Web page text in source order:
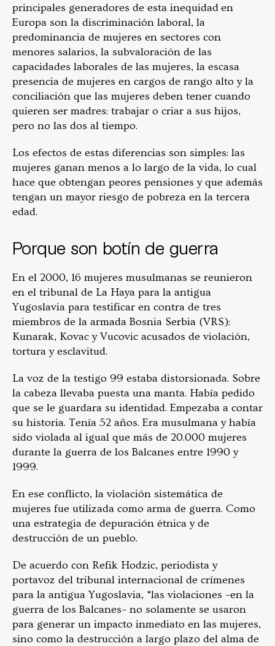
principales generadores de esta inequidad en
Europa son la discriminación laboral, la
predominancia de mujeres en sectores con
menores salarios, la subvaloración de las
capacidades laborales de las mujeres, la escasa
presencia de mujeres en cargos de rango alto y la
conciliación que las mujeres deben tener cuando
quieren ser madres: trabajar o criar a sus hijos,
pero no las dos al tiempo.
Los efectos de estas diferencias son simples: las
mujeres ganan menos a lo largo de la vida, lo cual
hace que obtengan peores pensiones y que además
tengan un mayor riesgo de pobreza en la tercera
edad.
Porque son botín de guerra
En el 2000, 16 mujeres musulmanas se reunieron
en el tribunal de La Haya para la antigua
Yugoslavia para testificar en contra de tres
miembros de la armada Bosnia Serbia (VRS):
Kunarak, Kovac y Vucovic acusados de violación,
tortura y esclavitud.
La voz de la testigo 99 estaba distorsionada. Sobre
la cabeza llevaba puesta una manta. Había pedido
que se le guardara su identidad. Empezaba a contar
su historia. Tenía 52 años. Era musulmana y había
sido violada al igual que más de 20.000 mujeres
durante la guerra de los Balcanes entre 1990 y
1999.
En ese conflicto, la violación sistemática de
mujeres fue utilizada como arma de guerra. Como
una estrategia de depuración étnica y de
destrucción de un pueblo.
De acuerdo con Refik Hodzic, periodista y
portavoz del tribunal internacional de crímenes
para la antigua Yugoslavia, “las violaciones –en la
guerra de los Balcanes– no solamente se usaron
para generar un impacto inmediato en las mujeres,
sino como la destrucción a largo plazo del alma de